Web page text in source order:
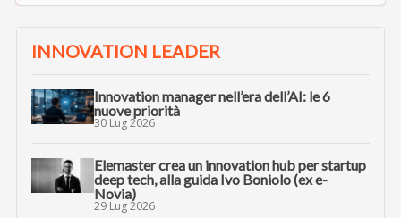
INNOVATION LEADER
Innovation manager nell’era dell’AI: le 6
nuove priorità
30 Lug 2026
Elemaster crea un innovation hub per startup
deep tech, alla guida Ivo Boniolo (ex e-
Novia)
29 Lug 2026